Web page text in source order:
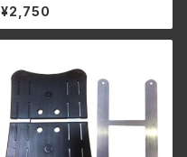
¥2,750